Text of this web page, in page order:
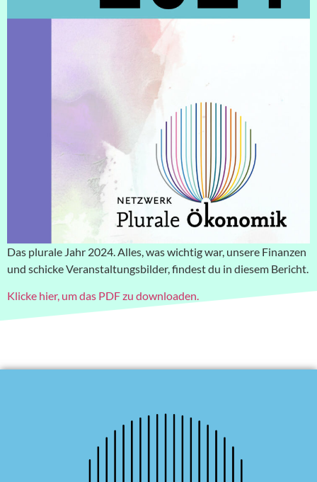
Das plurale Jahr 2024. Alles, was wichtig war, unsere Finanzen
und schicke Veranstaltungsbilder, findest du in diesem Bericht.
Klicke hier, um das PDF zu downloaden.